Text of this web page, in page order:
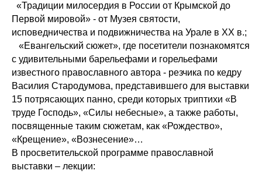
«Традиции милосердия в России от Крымской до
Первой мировой» - от Музея святости,
исповедничества и подвижничества на Урале в ХХ в.;
«Евангельский сюжет», где посетители познакомятся
с удивительными барельефами и горельефами
известного православного автора - резчика по кедру
Василия Стародумова, представившего для выставки
15 потрясающих панно, среди которых триптихи «В
труде Господь», «Силы небесные», а также работы,
посвященные таким сюжетам, как «Рождество»,
«Крещение», «Вознесение»…
В просветительской программе православной
выставки – лекции: